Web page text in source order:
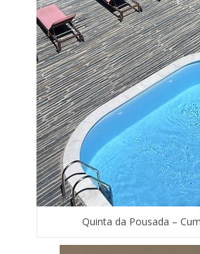
Quinta da Pousada –